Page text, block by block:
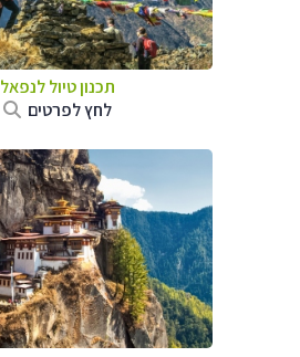
תכנון טיול לנפאל
לחץ לפרטים